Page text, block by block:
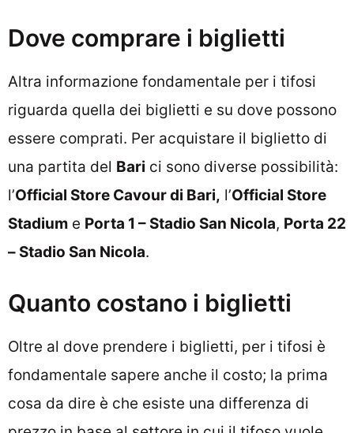
Dove comprare i biglietti
Altra informazione fondamentale per i tifosi
riguarda quella dei biglietti e su dove possono
essere comprati. Per acquistare il biglietto di
una partita del Bari ci sono diverse possibilità:
l’Official Store Cavour di Bari, l’Official Store
Stadium e Porta 1 – Stadio San Nicola, Porta 22
– Stadio San Nicola.
Quanto costano i biglietti
Oltre al dove prendere i biglietti, per i tifosi è
fondamentale sapere anche il costo; la prima
cosa da dire è che esiste una differenza di